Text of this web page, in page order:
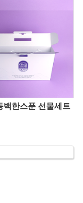
한스푼 선물세트